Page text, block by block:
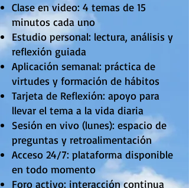
Clase en video: 4 temas de 15
minutos cada uno
Estudio personal: lectura, análisis y
reflexión guiada
Aplicación semanal: práctica de
virtudes y formación de hábitos
Tarjeta de Reflexión: apoyo para
llevar el tema a la vida diaria
Sesión en vivo (lunes): espacio de
preguntas y retroalimentación
Acceso 24/7: plataforma disponible
en todo momento
Foro activo: interacción continua